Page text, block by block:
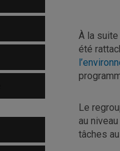
À la
été
Le
au
tâches